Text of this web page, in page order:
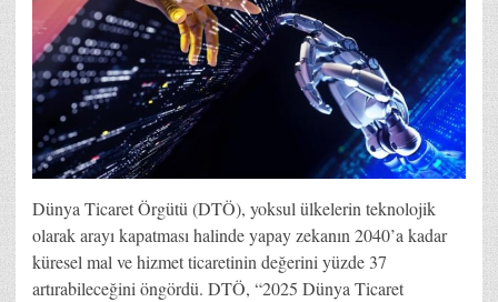
Dünya Ticaret Örgütü (DTÖ), yoksul ülkelerin teknolojik
olarak arayı kapatması halinde yapay zekanın 2040’a kadar
küresel mal ve hizmet ticaretinin değerini yüzde 37
artırabileceğini öngördü. DTÖ, “2025 Dünya Ticaret